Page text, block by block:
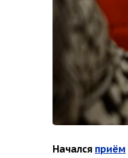
Начался приём